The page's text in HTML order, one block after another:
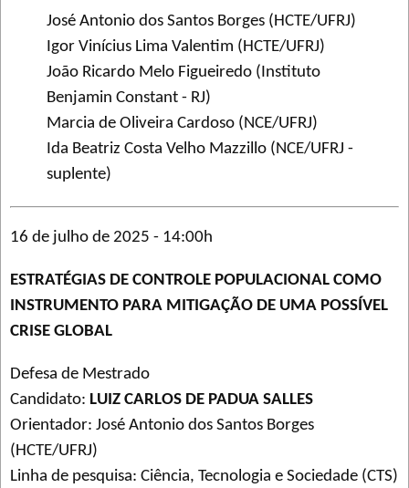
José Antonio dos Santos Borges (HCTE/UFRJ)
Igor Vinícius Lima Valentim (HCTE/UFRJ)
João Ricardo Melo Figueiredo (Instituto
Benjamin Constant - RJ)
Marcia de Oliveira Cardoso (NCE/UFRJ)
Ida Beatriz Costa Velho Mazzillo (NCE/UFRJ -
suplente)
16 de julho de 2025 - 14:00h
ESTRATÉGIAS DE CONTROLE POPULACIONAL COMO
INSTRUMENTO PARA MITIGAÇÃO DE UMA POSSÍVEL
CRISE GLOBAL
Defesa de Mestrado
Candidato: LUIZ CARLOS DE PADUA SALLES
Orientador: José Antonio dos Santos Borges
(HCTE/UFRJ)
Linha de pesquisa: Ciência, Tecnologia e Sociedade (CTS)